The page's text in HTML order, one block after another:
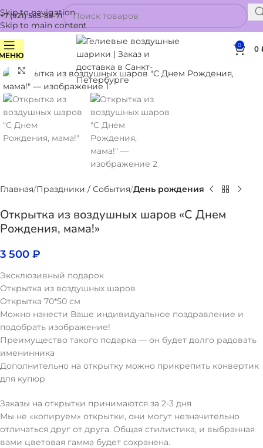
Skip to navigation
Skip to main content
+7 (921) 565-85-71
0 0
Нажмите, чтобы увеличить
Главная Праздники / События День рождения
Открытка из воздушных шаров «С Днем
Рождения, мама!»
3 500 ₽
Эксклюзивный подарок
Открытка из воздушных шаров
Открытка 70*50 см
Можно нанести Ваше индивидуальное поздравление и
подобрать изображение!
Преимущество такого подарка — он будет долго радовать
именинника
Дополнительно на открытку можно прикрепить конвертик
для купюр
Заказы на открытки принимаются за 2-3 дня
Мы не «копируем» открытки, они могут незначительно
отличаться друг от друга. Общая стилистика, и выбранная
вами цветовая гамма будет сохранена.